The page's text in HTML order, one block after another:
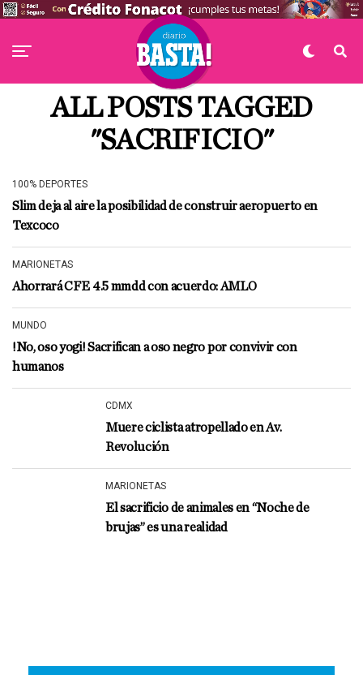
ALL POSTS TAGGED
"SACRIFICIO"
100% DEPORTES
Slim deja al aire la posibilidad de construir aeropuerto en
Texcoco
MARIONETAS
Ahorrará CFE 4.5 mmdd con acuerdo: AMLO
MUNDO
!No, oso yogi! Sacrifican a oso negro por convivir con
humanos
CDMX
Muere ciclista atropellado en Av.
Revolución
MARIONETAS
El sacrificio de animales en “Noche de
brujas” es una realidad